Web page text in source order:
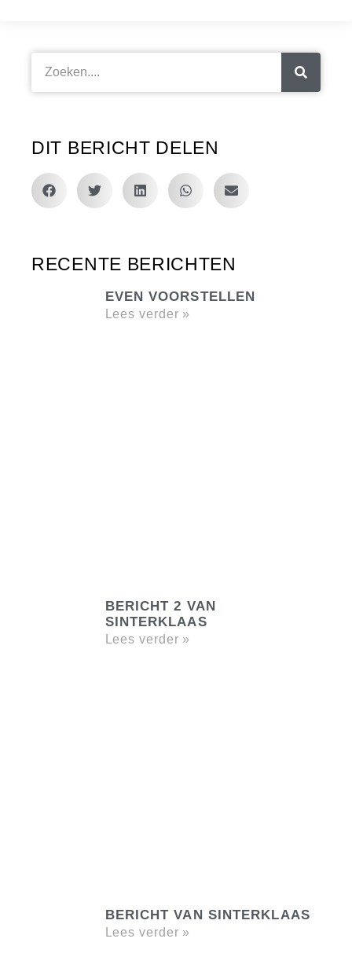
DIT BERICHT DELEN
RECENTE BERICHTEN
EVEN VOORSTELLEN
Lees verder »
BERICHT 2 VAN
SINTERKLAAS
Lees verder »
BERICHT VAN SINTERKLAAS
Lees verder »